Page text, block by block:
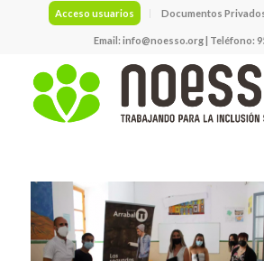
Acceso usuarios Documentos
Email:info@noesso.org| Teléfono: